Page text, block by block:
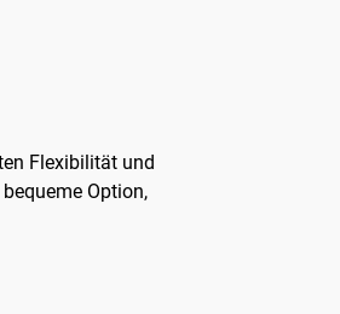
Flexibilität und
Option,